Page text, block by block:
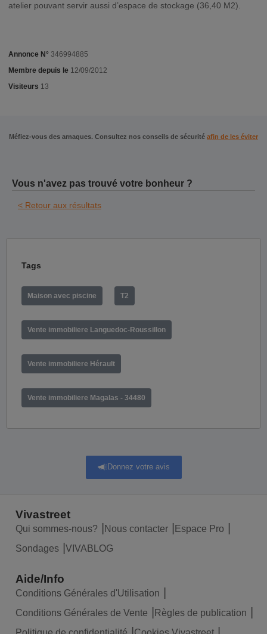
atelier pouvant servir aussi d’espace de stockage (36,40 M2).
Annonce N° 346994885
Membre depuis le 12/09/2012
Visiteurs 13
Méfiez-vous des arnaques. Consultez nos conseils de sécurité afin de les éviter
Vous n'avez pas trouvé votre bonheur ?
< Retour aux résultats
Tags
Maison avec piscine T2
Vente immobiliere Languedoc-Roussillon
Vente immobiliere Hérault
Vente immobiliere Magalas - 34480
Donnez votre avis
Vivastreet
Qui sommes-nous? Nous contacter
Espace Pro
Sondages
VIVABLOG
Aide/Info
Conditions Générales d'Utilisation
Conditions Générales de Vente
Règles de publication